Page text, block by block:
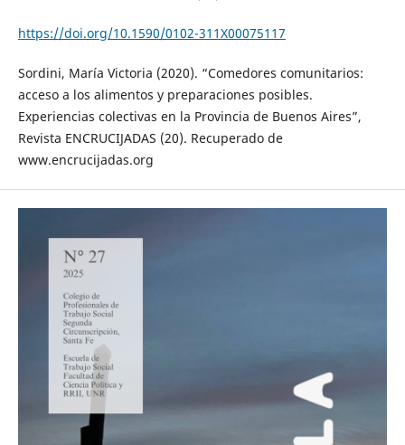
https://doi.org/10.1590/0102-311X00075117
Sordini, María Victoria (2020). “Comedores comunitarios:
acceso a los alimentos y preparaciones posibles.
Experiencias colectivas en la Provincia de Buenos Aires”,
Revista ENCRUCIJADAS (20). Recuperado de
www.encrucijadas.org